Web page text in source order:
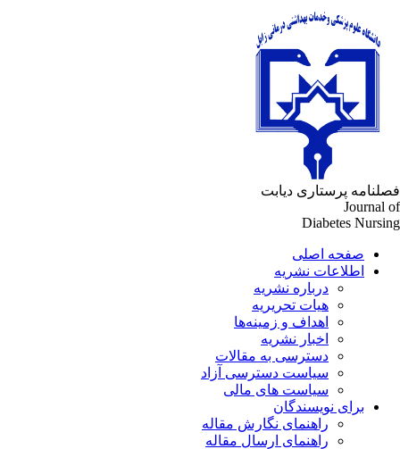
پرستاری دیابت
Journal
Diabetes
صفحه اصلی
اطلاعات نشریه
درباره نشریه
هیات تحریریه
اهداف و زمینه‌ها
اخبار نشریه
دسترسی به مقالات
سیاست دسترسی آزاد
سیاست های مالی
برای نویسندگان
راهنمای نگارش مقاله
راهنمای ارسال مقاله